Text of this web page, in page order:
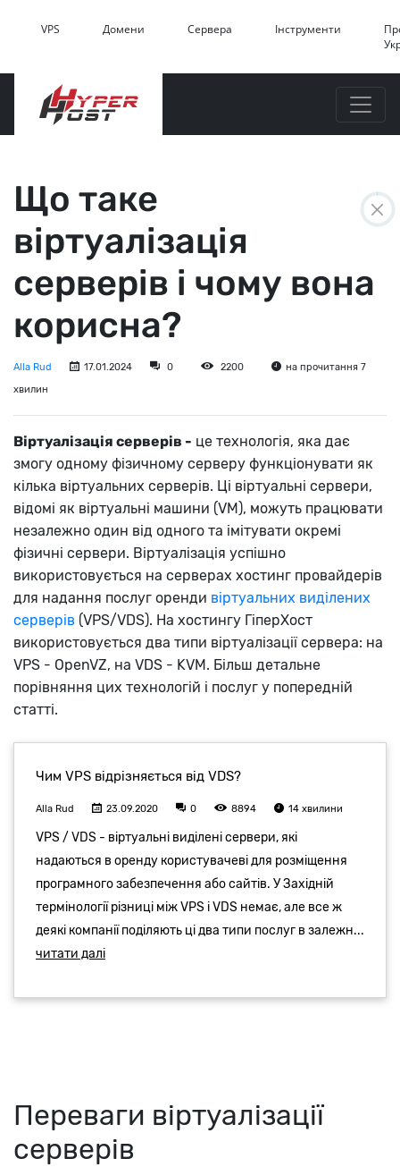
VPS Домени Сервера Інструменти
Що таке
віртуалізація
серверів і чому вона
корисна?
Alla Rud 17.01.2024 0 2200
на прочитання 7
хвилин
Віртуалізація серверів - це технологія, яка дає
змогу одному фізичному серверу функціонувати як
кілька віртуальних серверів. Ці віртуальні сервери,
відомі як віртуальні машини (VM), можуть працювати
незалежно один від одного та імітувати окремі
фізичні сервери. Віртуалізація успішно
використовується на серверах хостинг провайдерів
для надання послуг оренди віртуальних виділених
серверів (VPS/VDS). На хостингу ГіперХост
використовується два типи віртуалізації сервера: на
VPS - OpenVZ, на VDS - KVM. Більш детальне
порівняння цих технологій і послуг у попередній
статті.
Переваги віртуалізації
серверів